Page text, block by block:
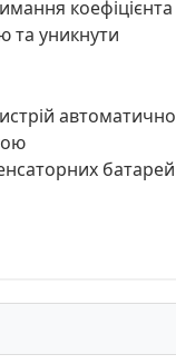
коефіцієнта
та уникнути
автоматично
батарей